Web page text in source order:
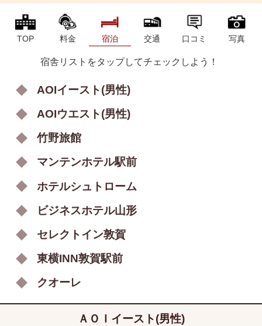
TOP 料金 宿泊 交通 口コミ 写真
宿舎リストをタップしてチェックしよう！
AOIイースト(男性)
AOIウエスト(男性)
竹野旅館
マンテンホテル駅前
ホテルシュトローム
ビジネスホテル山形
セレクトイン敦賀
東横INN敦賀駅前
クオーレ
ＡＯＩイースト(男性)